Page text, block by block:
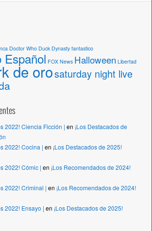
Doctor Who Duck Dynasty fantastico
Español FOX News Halloween Libertad
de orosaturday night live
2022! Ciencia Ficción | en ¡Los Destacados de
2022! Cocina | en ¡Los Destacados de 2025!
2022! Cómic | en ¡Los Recomendados de 2024!
2022! Criminal | en ¡Los Recomendados de 2024!
2022! Ensayo | en ¡Los Destacados de 2025!